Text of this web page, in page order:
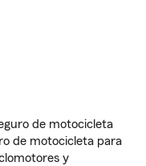
de motocicleta
de motocicleta para
y